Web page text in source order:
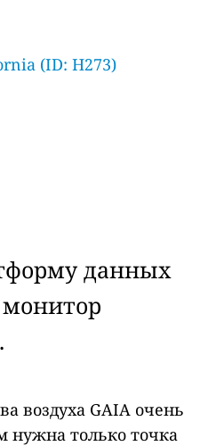
(ID: H273)
данных
монитор
воздуха GAIA очень
нужна только точка